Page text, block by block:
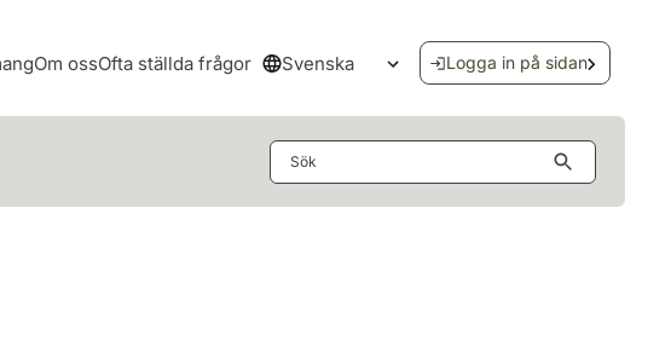
Om ossOfta ställda frågor Svenska
Öppna språkmenyn
Logga in på sidan